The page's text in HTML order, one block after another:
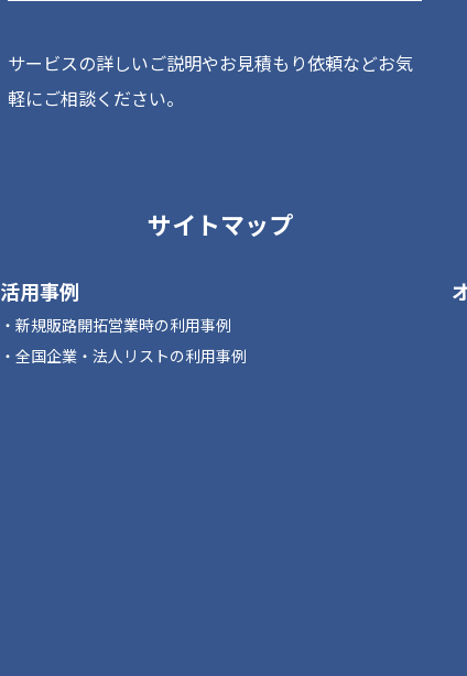
サービスの詳しいご説明やお見積もり依頼などお気
軽にご相談ください。
サイトマップ
活用事例
新規販路開拓営業時の利用事例
全国企業・法人リストの利用事例